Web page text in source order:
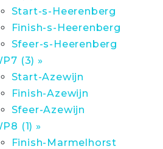
Start-s-Heerenberg
Finish-s-Heerenberg
Sfeer-s-Heerenberg
(3) »
Start-Azewijn
Finish-Azewijn
Sfeer-Azewijn
(1) »
Finish-Marmelhorst